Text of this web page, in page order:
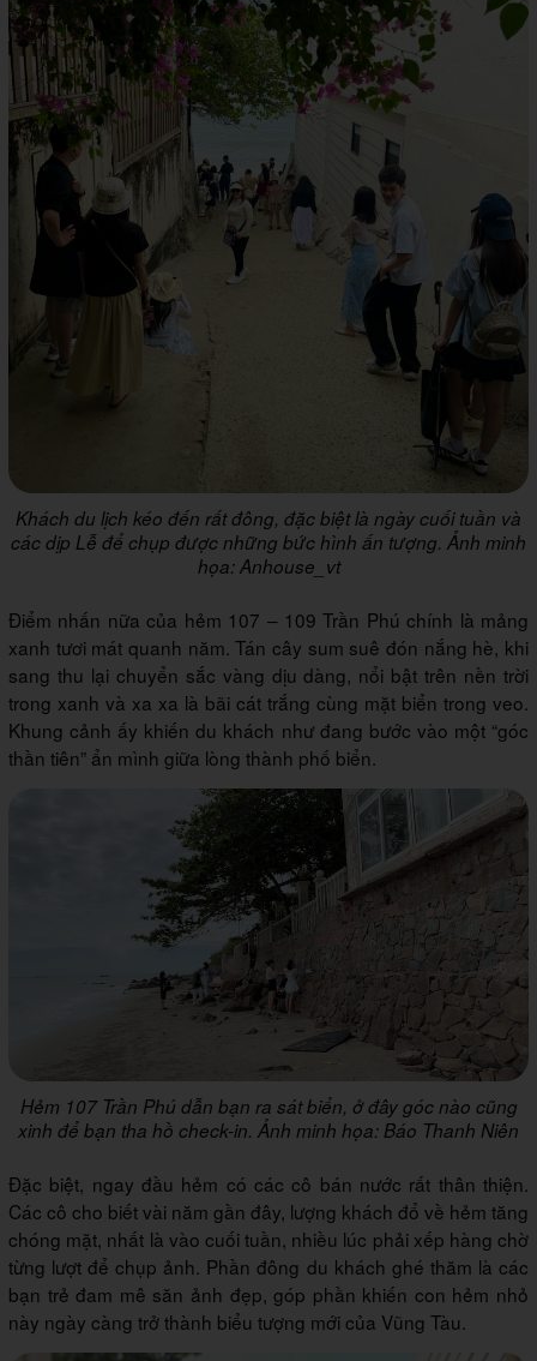
Khách du lịch kéo đến rất đông, đặc biệt là ngày cuối tuần và
các dịp Lễ để chụp được những bức hình ấn tượng. Ảnh minh
họa: Anhouse_vt
Điểm nhấn nữa của hẻm 107 – 109 Trần Phú chính là mảng
xanh tươi mát quanh năm. Tán cây sum suê đón nắng hè, khi
sang thu lại chuyển sắc vàng dịu dàng, nổi bật trên nền trời
trong xanh và xa xa là bãi cát trắng cùng mặt biển trong veo.
Khung cảnh ấy khiến du khách như đang bước vào một “góc
thần tiên” ẩn mình giữa lòng thành phố biển.
Hẻm 107 Trần Phú dẫn bạn ra sát biển, ở đây góc nào cũng
xinh để bạn tha hồ check-in. Ảnh minh họa: Báo Thanh Niên
Đặc biệt, ngay đầu hẻm có các cô bán nước rất thân thiện.
Các cô cho biết vài năm gần đây, lượng khách đổ về hẻm tăng
chóng mặt, nhất là vào cuối tuần, nhiều lúc phải xếp hàng chờ
từng lượt để chụp ảnh. Phần đông du khách ghé thăm là các
bạn trẻ đam mê săn ảnh đẹp, góp phần khiến con hẻm nhỏ
này ngày càng trở thành biểu tượng mới của Vũng Tàu.